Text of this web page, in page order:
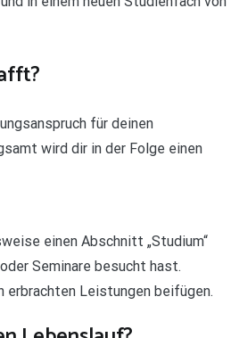
für deinen
wird dir in der Folge einen
einen Abschnitt „Studium“
Seminare besucht hast.
erbrachten Leistungen beifügen.